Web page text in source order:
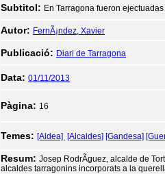
Subtitol: En Tarragona fueron
Autor: FernÃ¡ndez, Xavier
Publicació: Diari de Tarragona
Data: 01/11/2013
Pàgina: 16
Temes: [Aldea] [Alcaldes] [Gandesa]
Resum: Josep RodrÃ­guez, alcalde de
alcaldes tarragonins incorporats a la